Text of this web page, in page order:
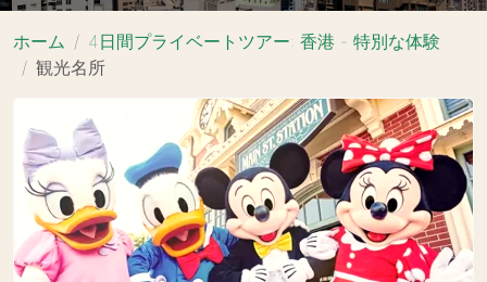
ホーム
4日間プライベートツアー: 香港 - 特別な体験
観光名所